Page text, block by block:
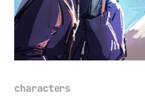
characters